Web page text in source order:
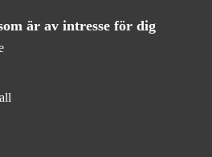
är av intresse för dig